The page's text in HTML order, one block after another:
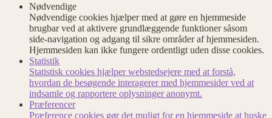
Nødvendige
Nødvendige cookies hjælper med at gøre en hjemmeside
brugbar ved at aktivere grundlæggende funktioner såsom
side-navigation og adgang til sikre områder af hjemmesiden.
Hjemmesiden kan ikke fungere ordentligt uden disse cookies.
Statistik
Statistisk cookies hjælper webstedsejere med at forstå,
hvordan de besøgende interagerer med hjemmesider ved at
indsamle og rapportere oplysninger anonymt.
Præferencer
Præference cookies gør det muligt for en hjemmeside at huske